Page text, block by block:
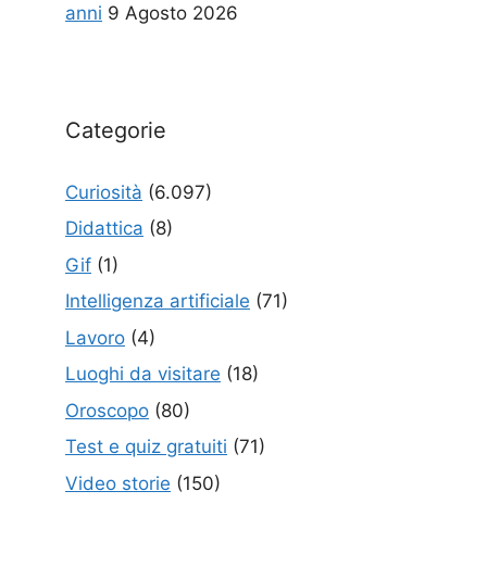
anni 9 Agosto 2026
Categorie
Curiosità (6.097)
Didattica (8)
Gif (1)
Intelligenza artificiale (71)
Lavoro (4)
Luoghi da visitare (18)
Oroscopo (80)
Test e quiz gratuiti (71)
Video storie (150)